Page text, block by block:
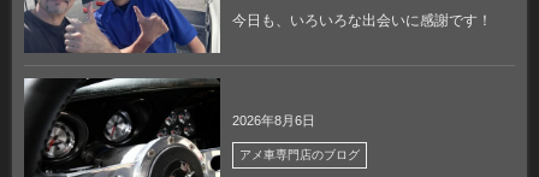
今日も、いろいろな出会いに感謝です！
2026年8月6日
アメ車専門店のブログ